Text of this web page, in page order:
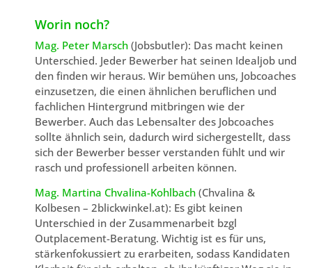
Worin noch?
Mag. Peter Marsch (Jobsbutler): Das macht keinen
Unterschied. Jeder Bewerber hat seinen Idealjob und
den finden wir heraus. Wir bemühen uns, Jobcoaches
einzusetzen, die einen ähnlichen beruflichen und
fachlichen Hintergrund mitbringen wie der
Bewerber. Auch das Lebensalter des Jobcoaches
sollte ähnlich sein, dadurch wird sichergestellt, dass
sich der Bewerber besser verstanden fühlt und wir
rasch und professionell arbeiten können.
Mag. Martina Chvalina-Kohlbach (Chvalina &
Kolbesen – 2blickwinkel.at): Es gibt keinen
Unterschied in der Zusammenarbeit bzgl
Outplacement-Beratung. Wichtig ist es für uns,
stärkenfokussiert zu erarbeiten, sodass Kandidaten